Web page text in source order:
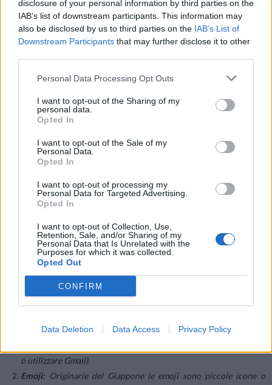
disclosure of your personal information by third parties on the
IAB’s list of downstream participants. This information may
also be disclosed by us to third parties on the IAB’s List of
Downstream Participants that may further disclose it to other
Personal Data Processing Opt Outs
I want to opt-out of the Sharing of my
personal data.
Opted In
I want to opt-out of the Sale of my
Personal Data.
Opted In
I want to opt-out of processing my
Personal Data for Targeted Advertising.
Opted In
I want to opt-out of Collection, Use,
Retention, Sale, and/or Sharing of my
Personal Data that Is Unrelated with the
Purposes for which it was collected.
Opted Out
CONFIRM
Data Deletion Data Access Privacy Policy
un’educazione evoluta, attraverso l’accesso ai dispositivi più
innovativi e lo sviluppo di skills digitali, con l’obiettivo di garantire alle
nuove generazioni un futuro migliore. Ne sono un esempio Samsung
tutta Italia attraverso la fornitura della tecnologia Samsung e
percorsi di formazione per insegnanti, studenti e genitori e Samsung
App Academy, corso di formazione professionale realizzato in
collaborazione con il MIP Politecnico di Milano e DEIB, Dipartimento
di Elettronica Informazione e Bioingegneria, primo nel suo genere
nel Paese, che offre gratuitamente a giovani laureati senza
diversificate, la possibilità di acquisire capacità nello sviluppo di app
Android, sostenendo la creazione di opportunità professionali
COMPRENDERE LA TERMINOLOGIA TECH: LE DEFINIZIONI
DELLE 5 PAROLE MENO CAPITE DAGLI ITALIANI
Cloud: Tipologia di servizi disponibili direttamente online che
Con una connessione a Internet perciò è possibile accedere a
o utilizzare Gmail).
Emoji: Originarie del Giappone le emoji sono piccole icone o